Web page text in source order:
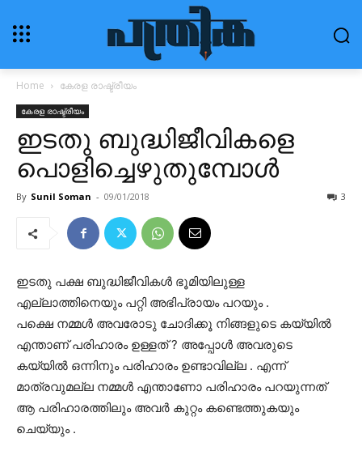
Home കേരള രാഷ്ട്രീയം
കേരള രാഷ്ട്രീയം
ഇടതു ബുദ്ധിജീവികളെ
പൊളിച്ചെഴുതുമ്പോൾ
By Sunil Soman - 09/01/2018 3
ഇടതു പക്ഷ ബുദ്ധിജീവികൾ ഭൂമിയിലുള്ള
എല്ലാത്തിനെയും പറ്റി അഭിപ്രായം പറയും .
പക്ഷെ നമ്മൾ അവരോടു ചോദിക്കൂ നിങ്ങളുടെ കയ്യിൽ
എന്താണ് പരിഹാരം ഉള്ളത് ? അപ്പോൾ അവരുടെ
കയ്യിൽ ഒന്നിനും പരിഹാരം ഉണ്ടാവില്ല . എന്ന്
മാത്രവുമല്ല നമ്മൾ എന്താണോ പരിഹാരം പറയുന്നത്
ആ പരിഹാരത്തിലും അവർ കുറ്റം കണ്ടെത്തുകയും
ചെയ്യും .